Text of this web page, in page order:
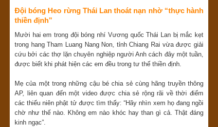
Đội bóng Heo rừng Thái Lan thoát nạn nhờ “thực hành
thiền định”
Mười hai em trong đội bóng nhí Vương quốc Thái Lan bị mắc kẹt
trong hang Tham Luang Nang Non, tỉnh Chiang Rai vừa được giải
cứu bởi các thợ lặn chuyên nghiệp người Anh cách đây một tuần,
được biết khi phát hiện các em đều trong tư thế thiền định.
Mẹ của một trong những cậu bé chia sẻ cùng hãng truyền thông
AP, liên quan đến một video được chia sẻ rộng rãi về thời điểm
các thiếu niên phật tử được tìm thấy: “Hãy nhìn xem họ đang ngồi
chờ như thế nào. Không em nào khóc hay than gì cả. Thật đáng
kinh ngạc”.